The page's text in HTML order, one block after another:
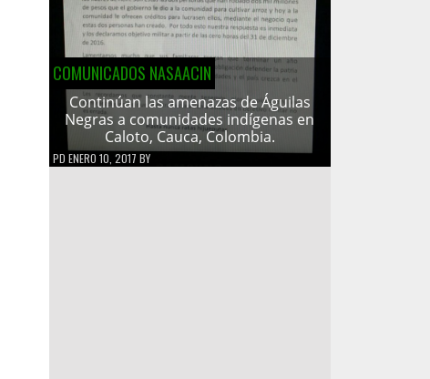
COMUNICADOS NASAACIN
Continúan las amenazas de Águilas
Negras a comunidades indígenas en
Caloto, Cauca, Colombia.
PD ENERO 10, 2017 BY